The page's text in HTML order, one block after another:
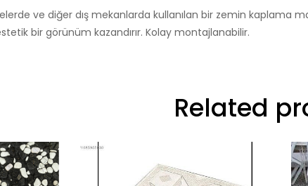
ve diğer dış mekanlarda kullanılan bir zemin kaplama
bir görünüm kazandırır. Kolay montajlanabilir.
Related